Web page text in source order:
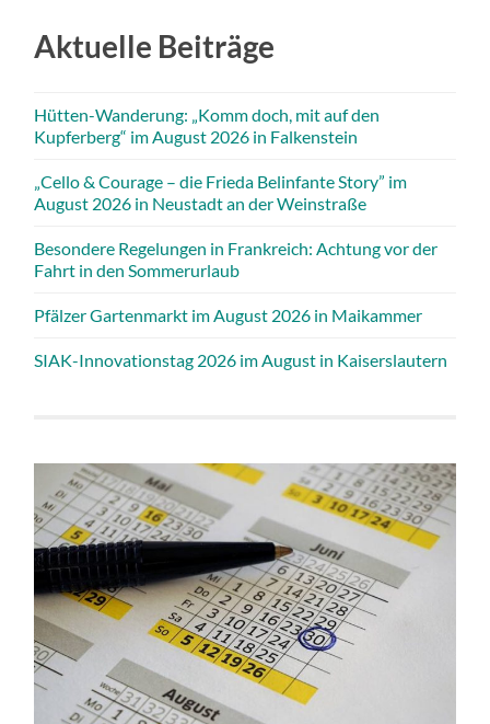
Aktuelle Beiträge
Hütten-Wanderung: „Komm doch, mit auf den
Kupferberg“ im August 2026 in Falkenstein
„Cello & Courage – die Frieda Belinfante Story” im
August 2026 in Neustadt an der Weinstraße
Besondere Regelungen in Frankreich: Achtung vor der
Fahrt in den Sommerurlaub
Pfälzer Gartenmarkt im August 2026 in Maikammer
SIAK-Innovationstag 2026 im August in Kaiserslautern